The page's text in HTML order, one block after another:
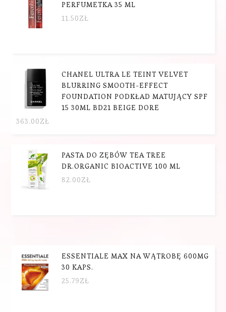
PERFUMETKA 35 ML
11.50ZŁ
CHANEL ULTRA LE TEINT VELVET
BLURRING SMOOTH-EFFECT
FOUNDATION PODKŁAD MATUJĄCY SPF
15 30ML BD21 BEIGE DORE
363.00ZŁ
PASTA DO ZĘBÓW TEA TREE
DR.ORGANIC BIOACTIVE 100 ML
82.00ZŁ
ESSENTIALE MAX NA WĄTROBĘ 600MG
30 KAPS.
25.79ZŁ